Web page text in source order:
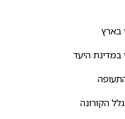
בארץ
במדינת היעד
הקורונה